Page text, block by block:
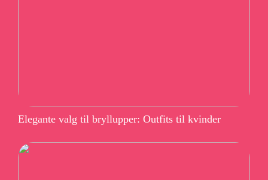
Elegante valg til bryllupper: Outfits til kvinder